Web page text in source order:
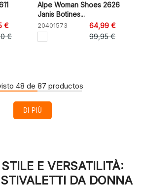
€
€
Alpe Woman Shoes 2626
Janis Botines...
20401573
64,99 €
99,95 €
48 de 87 productos
DI PIÙ
E VERSATILITÀ:
DA DONNA